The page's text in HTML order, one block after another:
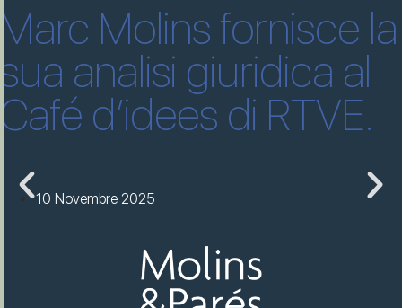
Marc Molins fornisce la
sua analisi giuridica al
Café d’idees di RTVE.
10 Novembre 2025